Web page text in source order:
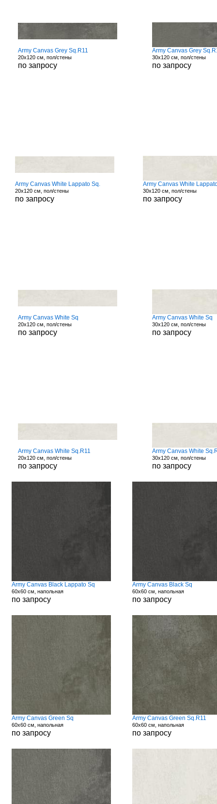
Army Canvas Grey Sq.R11
20x120 см, пол/стены
по запросу
Army Canvas Grey
30x120 см, пол/стены
по запросу
Army Canvas White Lappato Sq.
20x120 см, пол/стены
по запросу
Army Canvas White
30x120 см, пол/стены
по запросу
Army Canvas White Sq
20x120 см, пол/стены
по запросу
Army Canvas White Sq
30x120 см, пол/стены
по запросу
Army Canvas White Sq.R11
20x120 см, пол/стены
по запросу
Army Canvas White
30x120 см, пол/стены
по запросу
Army Canvas Black Lappato Sq
60x60 см, напольная
по запросу
Army Canvas Black Sq
60x60 см, напольная
по запросу
Army Canvas Green Sq
60x60 см, напольная
по запросу
Army Canvas Green Sq.R11
60x60 см, напольная
по запросу